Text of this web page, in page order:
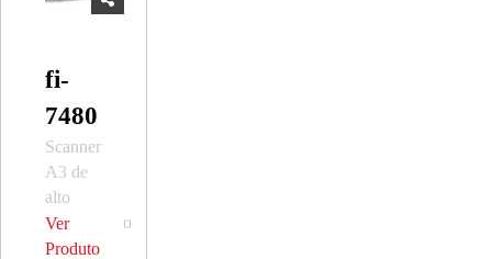
fi-
7480
Scanner
A3 de
alto
desempenho
Ver
Produto